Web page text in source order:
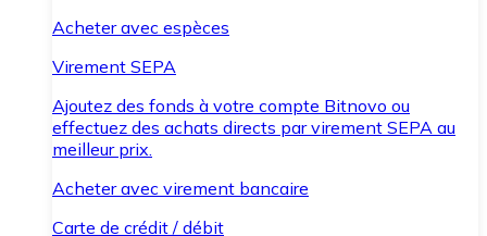
Acheter avec espèces
Virement SEPA
Ajoutez des fonds à votre compte Bitnovo ou
effectuez des achats directs par virement SEPA au
meilleur prix.
Acheter avec virement bancaire
Carte de crédit / débit